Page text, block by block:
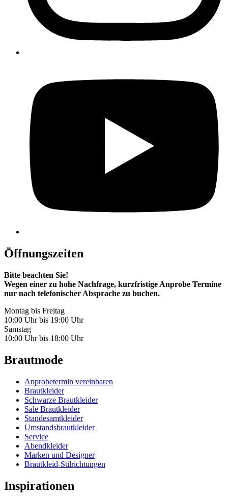
Öffnungszeiten
Bitte beachten Sie!
Wegen einer zu hohe Nachfrage, kurzfristige Anprobe Termine
nur nach telefonischer Absprache zu buchen.
Montag bis Freitag
10:00 Uhr bis 19:00 Uhr
Samstag
10:00 Uhr bis 18:00 Uhr
Brautmode
Anprobetermin vereinbaren
Brautkleider
Schwarze Brautkleider
Sale Brautkleider
Standesamtkleider
Umstandsbrautkleider
Service
Abendkleider
Marken und Designer
Brautkleid-Stilrichtungen
Inspirationen